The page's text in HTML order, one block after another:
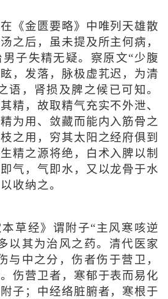
金匮要略》中唯列天雄散
之后，虽未提及所主何病，
子失精无疑。察原文“少腹
，发落，脉极虚芤迟，为清
语，肾损及脾之候已可知。
精，故取精气充实不外泄、
为用、敛藏而能内入筋骨之
之用，穷其太阳之经府俱到
精之源将绝，白术入脾以制
气，气即水，又以龙骨于水
收纳之。
经》谓附子“主风寒咳逆
以其为治风之药。清代医家
与中之分，伤者伤于营卫，
伤营卫者，寒郁于表而易化
子；中经络脏腑者，寒根于